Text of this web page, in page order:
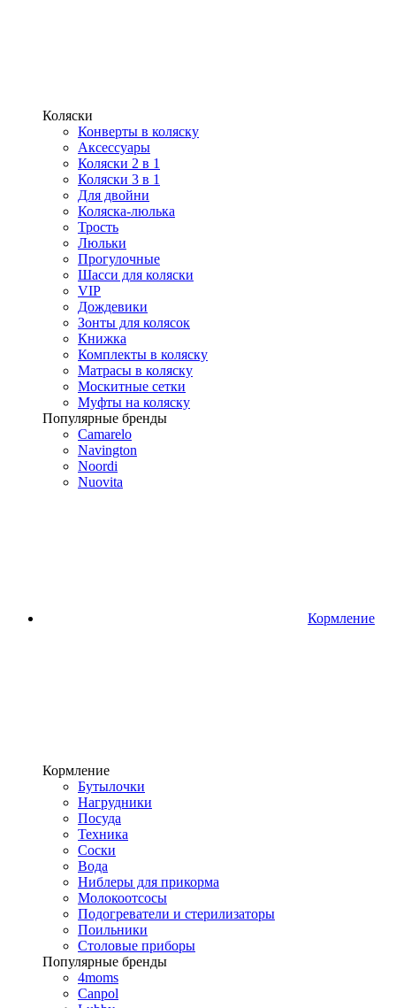
Коляски
Конверты в коляску
Аксессуары
Коляски 2 в 1
Коляски 3 в 1
Для двойни
Коляска-люлька
Трость
Люльки
Прогулочные
Шасси для коляски
VIP
Дождевики
Зонты для колясок
Книжка
Комплекты в коляску
Матрасы в коляску
Москитные сетки
Муфты на коляску
Популярные бренды
Camarelo
Navington
Noordi
Nuovita
Кормление
Кормление
Бутылочки
Нагрудники
Посуда
Техника
Соски
Вода
Ниблеры для прикорма
Молокоотсосы
Подогреватели и стерилизаторы
Поильники
Столовые приборы
Популярные бренды
4moms
Canpol